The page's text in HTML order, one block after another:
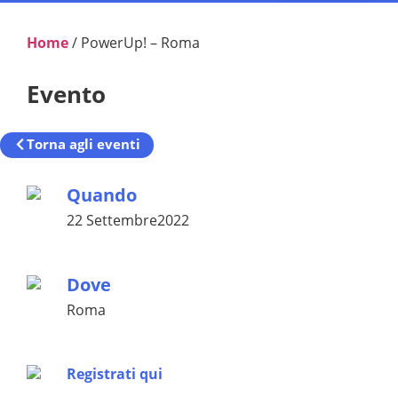
Home/ PowerUp! – Roma
Evento
Torna agli eventi
Quando
22 Settembre2022
Dove
Roma
Registrati qui